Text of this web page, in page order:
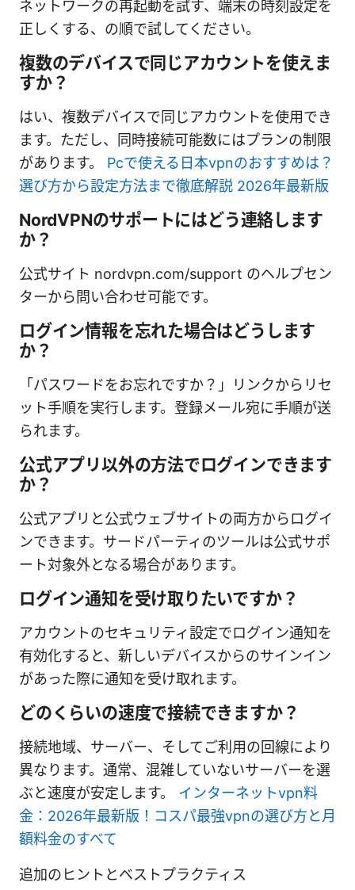
ネットワークの再起動を試す、端末の時刻設定を
正しくする、の順で試してください。
複数のデバイスで同じアカウントを使えま
すか？
はい、複数デバイスで同じアカウントを使用でき
ます。ただし、同時接続可能数にはプランの制限
があります。 Pcで使える日本vpnのおすすめは？
選び方から設定方法まで徹底解説 2026年最新版
NordVPNのサポートにはどう連絡します
か？
公式サイト nordvpn.com/support のヘルプセン
ターから問い合わせ可能です。
ログイン情報を忘れた場合はどうします
か？
「パスワードをお忘れですか？」リンクからリセ
ット手順を実行します。登録メール宛に手順が送
られます。
公式アプリ以外の方法でログインできます
か？
公式アプリと公式ウェブサイトの両方からログイ
ンできます。サードパーティのツールは公式サポ
ート対象外となる場合があります。
ログイン通知を受け取りたいですか？
アカウントのセキュリティ設定でログイン通知を
有効化すると、新しいデバイスからのサインイン
があった際に通知を受け取れます。
どのくらいの速度で接続できますか？
接続地域、サーバー、そしてご利用の回線により
異なります。通常、混雑していないサーバーを選
ぶと速度が安定します。 インターネットvpn料
金：2026年最新版！コスパ最強vpnの選び方と月
額料金のすべて
追加のヒントとベストプラクティス